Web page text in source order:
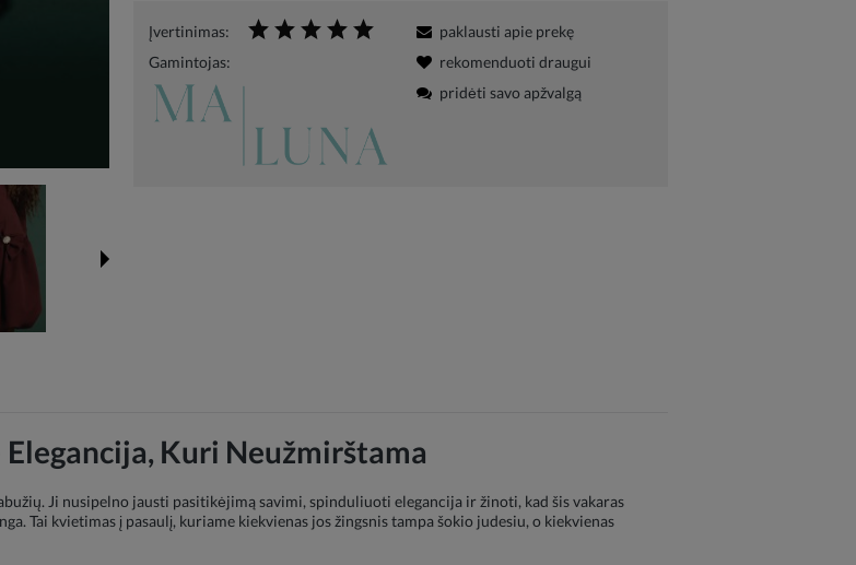
Įvertinimas:
Gamintojas:
paklausti apie prekę
rekomenduoti draugui
pridėti savo apžvalgą
Kuri Neužmirštama
Ji nusipelno jausti pasitikėjimą savimi, spinduliuoti elegancija ir žinoti, kad šis vakaras
Tai kvietimas į pasaulį, kuriame kiekvienas jos žingsnis tampa šokio judesiu, o kiekvienas